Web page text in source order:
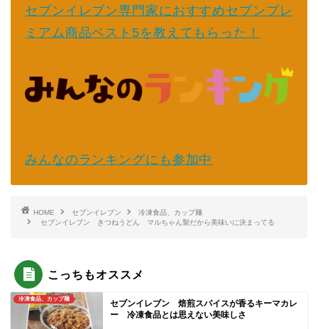
セブンイレブン専門家におすすめセブンプレ
ミアム商品ベスト5を教えてもらった！
みんなのランキングにも参加中
HOME セブンイレブン
冷凍食品、カップ麺
セブンイレブン きつねうどん マルちゃん製だから美味いに決まってる
こっちもオススメ
冷凍食品、カップ麺
セブンイレブン 焙煎スパイスが香るキーマカレ
ー 冷凍食品とは思えない美味しさ